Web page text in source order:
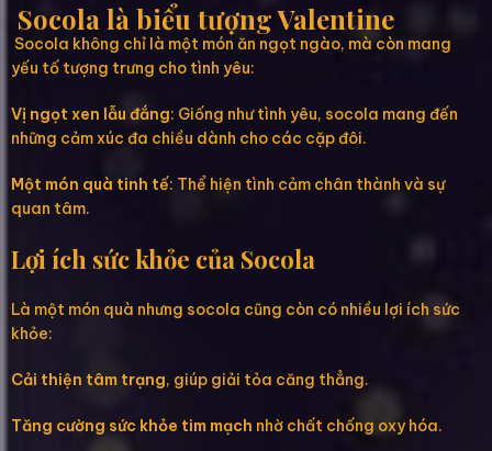
Socola là biểu tượng Valentine
Socola không chỉ là một món ăn ngọt ngào, mà còn mang
yếu tố tượng trưng cho tình yêu:
Vị ngọt xen lẫu đắng: Giống như tình yêu, socola mang đến
những cảm xúc đa chiều dành cho các cặp đôi.
Một món quà tinh tế: Thể hiện tình cảm chân thành và sự
quan tâm.
Lợi ích sức khỏe của Socola
Là một món quà nhưng socola cũng còn có nhiều lợi ích sức
khỏe:
Cải thiện tâm trạng, giúp giải tỏa căng thẳng.
Tăng cường sức khỏe tim mạch nhờ chất chống oxy hóa.